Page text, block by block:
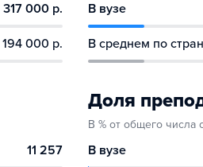
317 000 р.
194 000 р.
В вузе
В среднем по
11 257
Доля
В % от общего числа
В вузе